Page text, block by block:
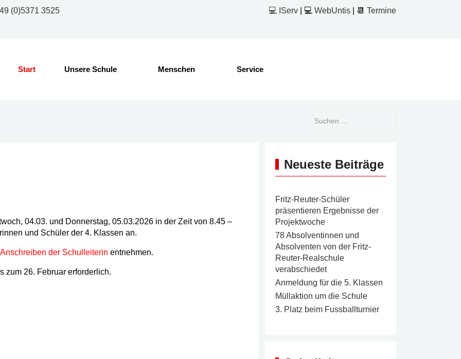
(0)5371 3525
💻 IServ | 💻 WebUntis | 📆 Termine
Start Unsere Schule Menschen Service
04.03. und Donnerstag, 05.03.2026 in der Zeit von 8.45 –
und Schüler der 4. Klassen an.
Anschreiben der Schulleiterin entnehmen.
zum 26. Februar erforderlich.
Neueste Beiträge
Fritz-Reuter-Schüler
präsentieren Ergebnisse der
Projektwoche
78 Absolventinnen und
Absolventen von der Fritz-
Reuter-Realschule
verabschiedet
Anmeldung für die 5. Klassen
Müllaktion um die Schule
3. Platz beim Fussballturnier